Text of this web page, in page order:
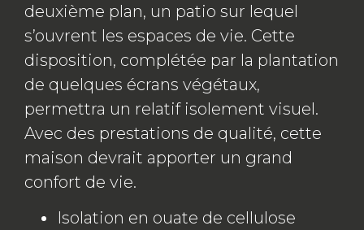
deuxième plan, un patio sur lequel
s’ouvrent les espaces de vie. Cette
disposition, complétée par la plantation
de quelques écrans végétaux,
permettra un relatif isolement visuel.
Avec des prestations de qualité, cette
maison devrait apporter un grand
confort de vie.
Isolation en ouate de cellulose